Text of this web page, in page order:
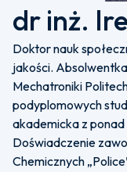
dr inż.
Doktor nauk
jakości.
Mechatroniki
podyplomowych
akademicka z
Doświadczenie
Chemicznych